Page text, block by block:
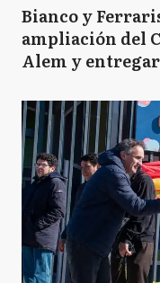
Bianco y
ampliación del
Alem y